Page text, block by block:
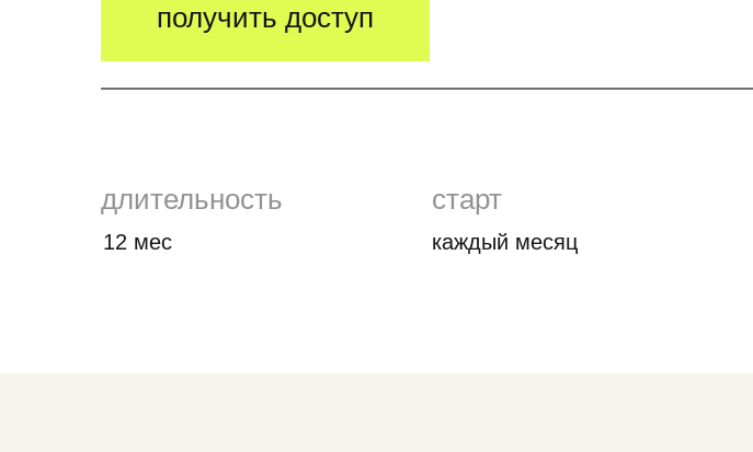
получить доступ
12 мес
длительность
каждый месяц
старт